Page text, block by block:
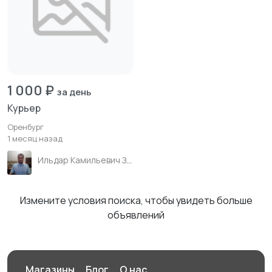
1 000 ₽ за день
Курьер
Оренбург
1 месяц назад
Измените условия поиска, чтобы увидеть больше
объявлений